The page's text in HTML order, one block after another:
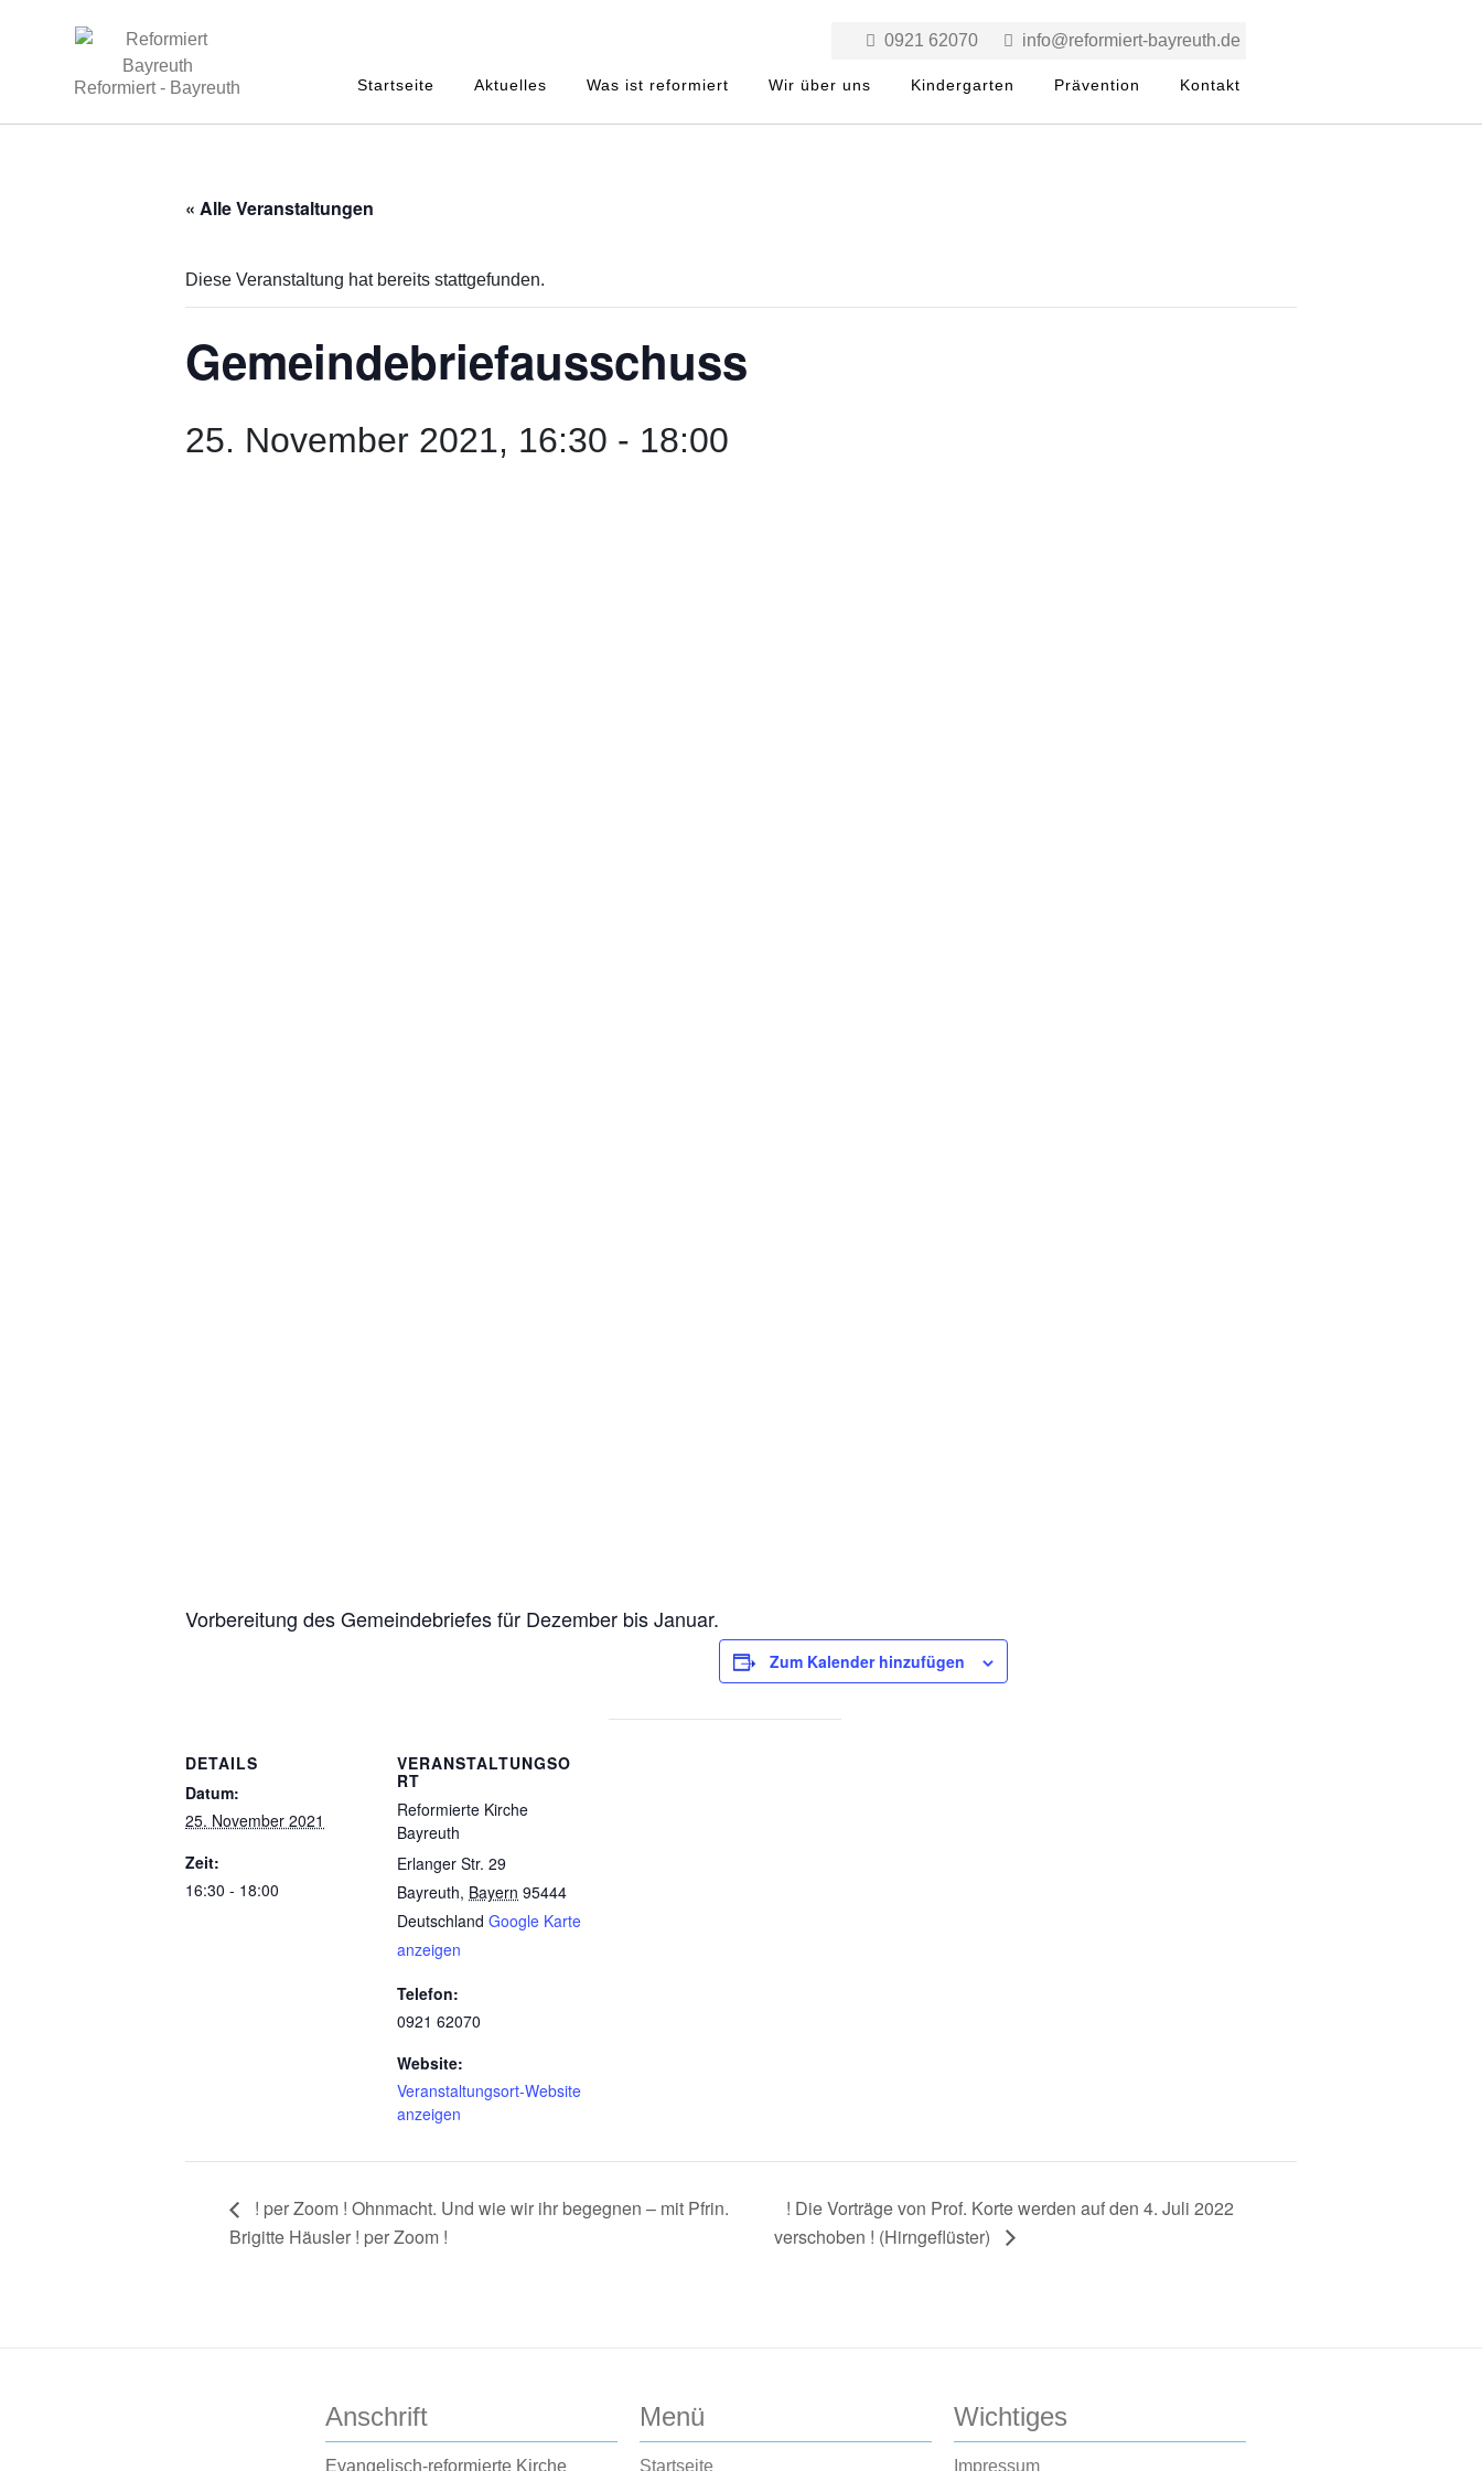
Reformiert - Bayreuth
0921 62070 info@reformiert-bayreuth.de
Startseite Aktuelles Was ist reformiert Wir über uns Kindergarten Prävention Kontakt
« Alle Veranstaltungen
Diese Veranstaltung hat bereits stattgefunden.
Gemeindebriefausschuss
25. November 2021, 16:30 - 18:00
Vorbereitung des Gemeindebriefes für Dezember bis Januar.
Zum Kalender hinzufügen
DETAILS
Datum:
25. November 2021
Zeit:
16:30 - 18:00
VERANSTALTUNGSO
RT
Reformierte Kirche
Bayreuth
Erlanger Str. 29
Bayreuth, Bayern 95444
Deutschland Google Karte
anzeigen
Telefon:
0921 62070
Website:
Veranstaltungsort-Website
anzeigen
! per Zoom ! Ohnmacht. Und wie wir ihr begegnen – mit Pfrin.
Brigitte Häusler ! per Zoom !
! Die Vorträge von Prof. Korte werden auf den 4. Juli 2022
verschoben ! (Hirngeflüster)
Anschrift
Evangelisch-reformierte Kirche
Menü
Startseite
Wichtiges
Impressum